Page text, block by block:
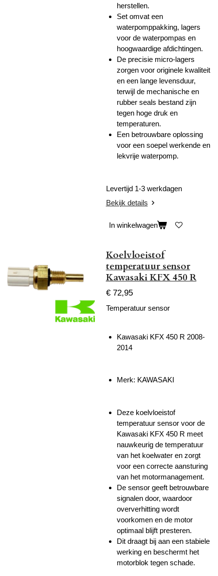
herstellen.
Set omvat een
waterpomppakking, lagers
voor de waterpompas en
hoogwaardige afdichtingen.
De precisie micro-lagers
zorgen voor originele kwaliteit
en een lange levensduur,
terwijl de mechanische en
rubber seals bestand zijn
tegen hoge druk en
temperaturen.
Een betrouwbare oplossing
voor een soepel werkende en
lekvrije waterpomp.
Levertijd 1-3 werkdagen
Bekijk details
In winkelwagen
Koelvloeistof
temperatuur sensor
Kawasaki KFX 450 R
€ 72,95
Temperatuur sensor
Kawasaki KFX 450 R 2008-
2014
Merk: KAWASAKI
Deze koelvloeistof
temperatuur sensor voor de
Kawasaki KFX 450 R meet
nauwkeurig de temperatuur
van het koelwater en zorgt
voor een correcte aansturing
van het motormanagement.
De sensor geeft betrouwbare
signalen door, waardoor
oververhitting wordt
voorkomen en de motor
optimaal blijft presteren.
Dit draagt bij aan een stabiele
werking en beschermt het
motorblok tegen schade.